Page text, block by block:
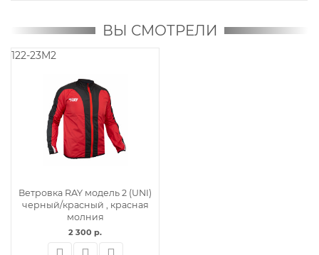
ВЫ СМОТРЕЛИ
122-23M2
Ветровка RAY модель 2 (UNI)
черный/красный , красная
молния
2 300 р.